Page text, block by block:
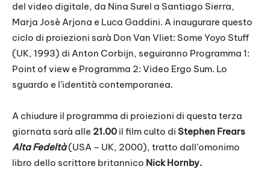
del video digitale, da Nina Surel a Santiago Sierra,
Marja Josè Arjona e Luca Gaddini. A inaugurare questo
ciclo di proiezioni sarà Don Van Vliet: Some Yoyo Stuff
(UK, 1993) di Anton Corbijn, seguiranno Programma 1:
Point of view e Programma 2: Video Ergo Sum. Lo
sguardo e l’identità contemporanea.
A chiudure il programma di proiezioni di questa terza
giornata sarà alle 21.00 il film culto di Stephen Frears
Alta Fedeltà(USA – UK, 2000), tratto dall’omonimo
libro dello scrittore britannico Nick Hornby.